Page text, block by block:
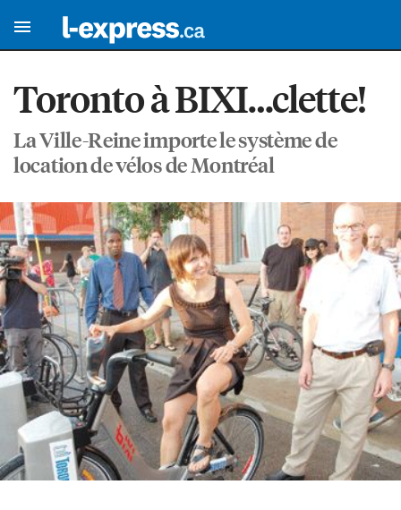
Toronto à BIXI…clette!
La Ville-Reine importe le système de
location de vélos de Montréal